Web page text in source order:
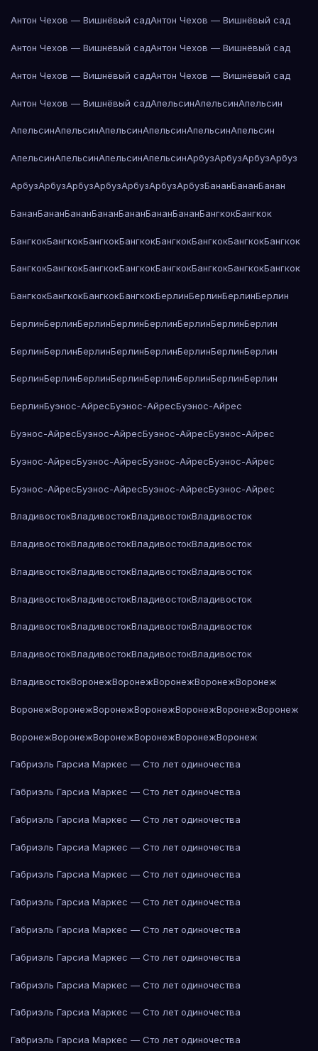
Антон Чехов — Вишнёвый садАнтон Чехов — Вишнёвый сад
Антон Чехов — Вишнёвый садАнтон Чехов — Вишнёвый сад
Антон Чехов — Вишнёвый садАнтон Чехов — Вишнёвый сад
Антон Чехов — Вишнёвый садАпельсинАпельсинАпельсин
АпельсинАпельсинАпельсинАпельсинАпельсинАпельсин
АпельсинАпельсинАпельсинАпельсинАрбузАрбузАрбузАрбуз
АрбузАрбузАрбузАрбузАрбузАрбузАрбузБананБананБанан
БананБананБананБананБананБананБананБангкокБангкок
БангкокБангкокБангкокБангкокБангкокБангкокБангкокБангкок
БангкокБангкокБангкокБангкокБангкокБангкокБангкокБангкок
БангкокБангкокБангкокБангкокБерлинБерлинБерлинБерлин
БерлинБерлинБерлинБерлинБерлинБерлинБерлинБерлин
БерлинБерлинБерлинБерлинБерлинБерлинБерлинБерлин
БерлинБерлинБерлинБерлинБерлинБерлинБерлинБерлин
БерлинБуэнос-АйресБуэнос-АйресБуэнос-Айрес
Буэнос-АйресБуэнос-АйресБуэнос-АйресБуэнос-Айрес
Буэнос-АйресБуэнос-АйресБуэнос-АйресБуэнос-Айрес
Буэнос-АйресБуэнос-АйресБуэнос-АйресБуэнос-Айрес
ВладивостокВладивостокВладивостокВладивосток
ВладивостокВладивостокВладивостокВладивосток
ВладивостокВладивостокВладивостокВладивосток
ВладивостокВладивостокВладивостокВладивосток
ВладивостокВладивостокВладивостокВладивосток
ВладивостокВладивостокВладивостокВладивосток
ВладивостокВоронежВоронежВоронежВоронежВоронеж
ВоронежВоронежВоронежВоронежВоронежВоронежВоронеж
ВоронежВоронежВоронежВоронежВоронежВоронеж
Габриэль Гарсиа Маркес — Сто лет одиночества
Габриэль Гарсиа Маркес — Сто лет одиночества
Габриэль Гарсиа Маркес — Сто лет одиночества
Габриэль Гарсиа Маркес — Сто лет одиночества
Габриэль Гарсиа Маркес — Сто лет одиночества
Габриэль Гарсиа Маркес — Сто лет одиночества
Габриэль Гарсиа Маркес — Сто лет одиночества
Габриэль Гарсиа Маркес — Сто лет одиночества
Габриэль Гарсиа Маркес — Сто лет одиночества
Габриэль Гарсиа Маркес — Сто лет одиночества
Габриэль Гарсиа Маркес — Сто лет одиночества